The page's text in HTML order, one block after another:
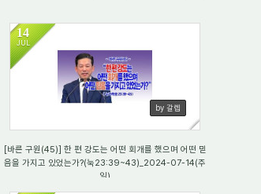
14
JUL
by 갈렙
[바른 구원(45)] 한 편 강도는 어떤 회개를 했으며 어떤 믿
음을 가지고 있었는가?(눅23:39~43)_2024-07-14(주
일)